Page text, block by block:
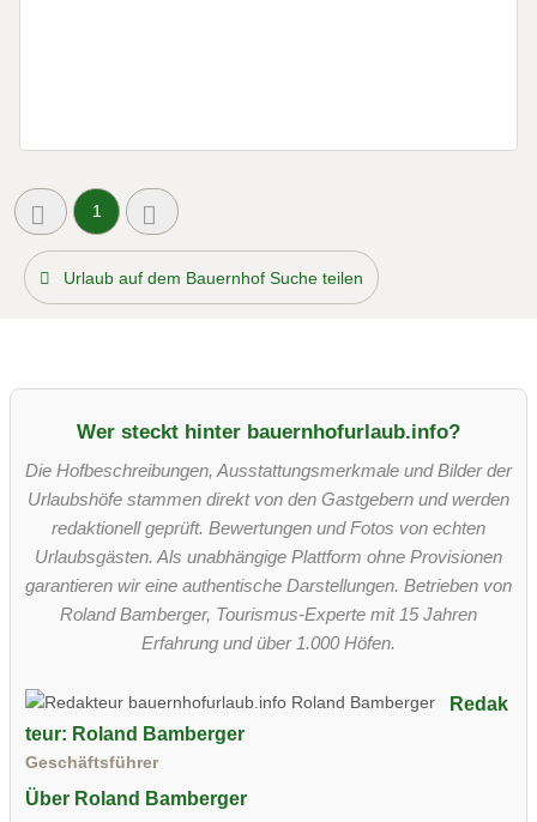
1
Urlaub auf dem Bauernhof Suche teilen
Wer steckt hinter bauernhofurlaub.info?
Die Hofbeschreibungen, Ausstattungsmerkmale und Bilder der
Urlaubshöfe stammen direkt von den Gastgebern und werden
redaktionell geprüft. Bewertungen und Fotos von echten
Urlaubsgästen. Als unabhängige Plattform ohne Provisionen
garantieren wir eine authentische Darstellungen. Betrieben von
Roland Bamberger, Tourismus-Experte mit 15 Jahren
Erfahrung und über 1.000 Höfen.
Redak
teur: Roland Bamberger
Geschäftsführer
Über Roland Bamberger